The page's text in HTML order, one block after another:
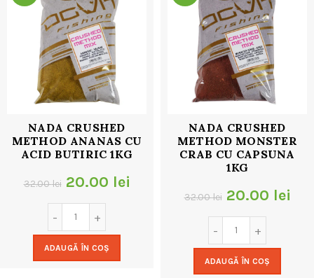
NADA CRUSHED
METHOD ANANAS CU
ACID BUTIRIC 1KG
32.00lei Prețul
inițial
a
fost:
20.00 lei
ADAUGĂ ÎN COȘ
NADA CRUSHED
METHOD MONSTER
CRAB CU CAPSUNA
1KG
32.00lei Prețul
inițial
a
fost:
20.00 lei
ADAUGĂ ÎN COȘ